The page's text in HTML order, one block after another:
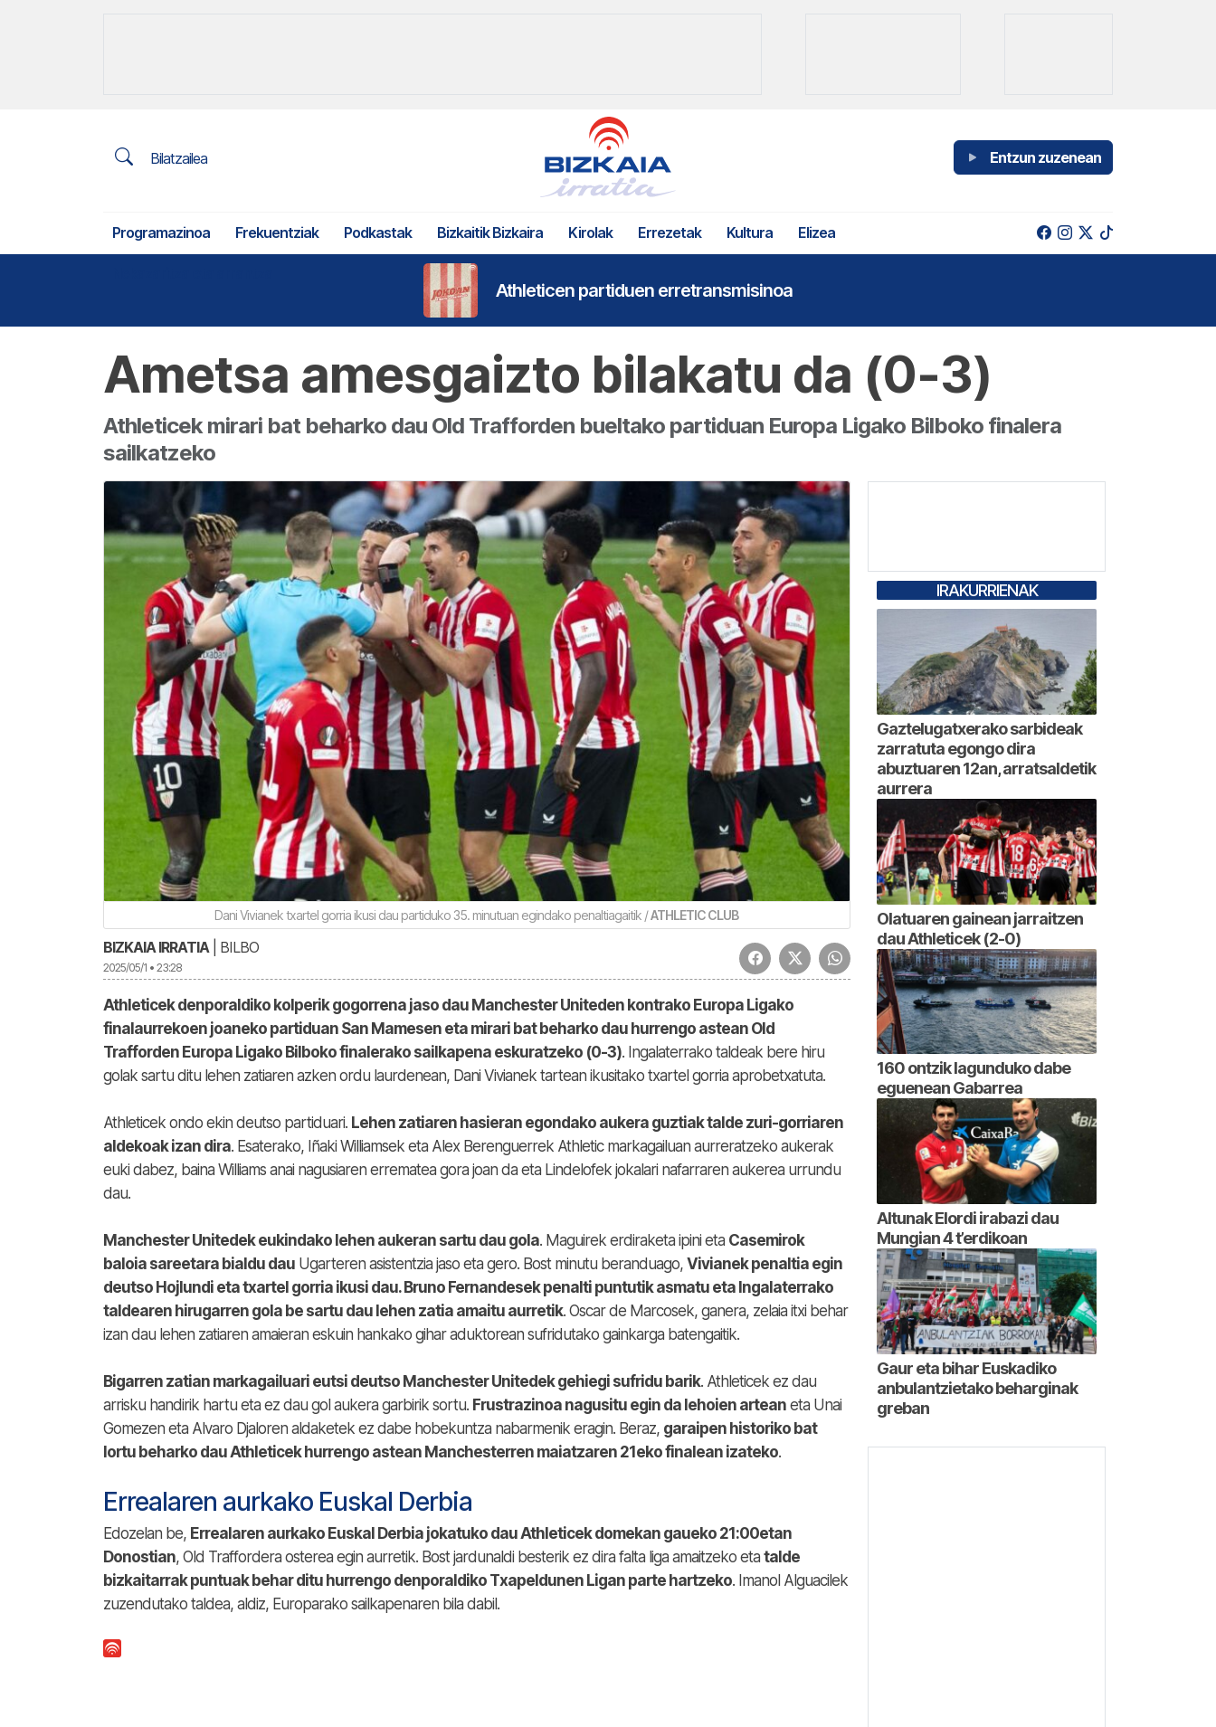
Bilatzailea Entzun zuzenean
Programazinoa Frekuentziak Podkastak Bizkaitik Bizkaira Kirolak Errezetak Kultura Elizea
Athleticen partiduen erretransmisinoa
Ametsa amesgaizto bilakatu da (0-3)
Athleticek mirari bat beharko dau Old Trafforden bueltako partiduan Europa Ligako Bilboko finalera
sailkatzeko
Dani Vivianek txartel gorria ikusi dau partiduko 35. minutuan egindako penaltiagaitik /ATHLETIC CLUB
BIZKAIA IRRATIA| BILBO
2025/05/1 • 23:28
Athleticek denporaldiko kolperik gogorrena jaso dau Manchester Uniteden kontrako Europa Ligako
finalaurrekoen joaneko partiduan San Mamesen eta mirari bat beharko dau hurrengo astean Old
Trafforden Europa Ligako Bilboko finalerako sailkapena eskuratzeko (0-3). Ingalaterrako taldeak bere hiru
golak sartu ditu lehen zatiaren azken ordu laurdenean, Dani Vivianek tartean ikusitako txartel gorria aprobetxatuta.
Athleticek ondo ekin deutso partiduari. Lehen zatiaren hasieran egondako aukera guztiak talde zuri-gorriaren
aldekoak izan dira. Esaterako, Iñaki Williamsek eta Alex Berenguerrek Athletic markagailuan aurreratzeko aukerak
euki dabez, baina Williams anai nagusiaren errematea gora joan da eta Lindelofek jokalari nafarraren aukerea urrundu
dau.
Manchester Unitedek eukindako lehen aukeran sartu dau gola. Maguirek erdiraketa ipini eta Casemirok
baloia sareetara bialdu dau Ugarteren asistentzia jaso eta gero. Bost minutu beranduago, Vivianek penaltia egin
deutso Hojlundi eta txartel gorria ikusi dau. Bruno Fernandesek penalti puntutik asmatu eta Ingalaterrako
taldearen hirugarren gola be sartu dau lehen zatia amaitu aurretik. Oscar de Marcosek, ganera, zelaia itxi behar
izan dau lehen zatiaren amaieran eskuin hankako gihar aduktorean sufridutako gainkarga batengaitik.
Bigarren zatian markagailuari eutsi deutso Manchester Unitedek gehiegi sufridu barik. Athleticek ez dau
arrisku handirik hartu eta ez dau gol aukera garbirik sortu. Frustrazinoa nagusitu egin da lehoien artean eta Unai
Gomezen eta Alvaro Djaloren aldaketek ez dabe hobekuntza nabarmenik eragin. Beraz, garaipen historiko bat
lortu beharko dau Athleticek hurrengo astean Manchesterren maiatzaren 21eko finalean izateko.
Errealaren aurkako Euskal Derbia
Edozelan be, Errealaren aurkako Euskal Derbia jokatuko dau Athleticek domekan gaueko 21:00etan
Donostian, Old Traffordera osterea egin aurretik. Bost jardunaldi besterik ez dira falta liga amaitzeko eta talde
bizkaitarrak puntuak behar ditu hurrengo denporaldiko Txapeldunen Ligan parte hartzeko. Imanol Alguacilek
zuzendutako taldea, aldiz, Europarako sailkapenaren bila dabil.
IRAKURRIENAK
Gaztelugatxerako sarbideak
zarratuta egongo dira
abuztuaren 12an, arratsaldetik
aurrera
Olatuaren gainean jarraitzen
dau Athleticek (2-0)
160 ontzik lagunduko dabe
eguenean Gabarrea
Altunak Elordi irabazi dau
Mungian 4 t’erdikoan
Gaur eta bihar Euskadiko
anbulantzietako beharginak
greban